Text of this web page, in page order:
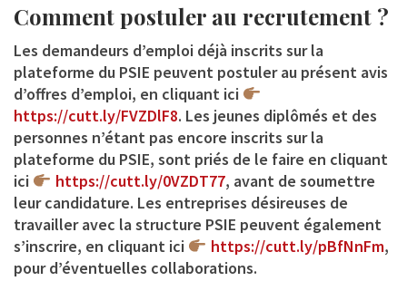
Comment postuler au recrutement ?
Les demandeurs d’emploi déjà inscrits sur la
plateforme du PSIE peuvent postuler au présent avis
d’offres d’emploi, en cliquant ici
https://cutt.ly/FVZDlF8. Les jeunes diplômés et des
personnes n’étant pas encore inscrits sur la
plateforme du PSIE, sont priés de le faire en cliquant
ici
https://cutt.ly/0VZDT77, avant de soumettre
leur candidature. Les entreprises désireuses de
travailler avec la structure PSIE peuvent également
s’inscrire, en cliquant ici
https://cutt.ly/pBfNnFm,
pour d’éventuelles collaborations.